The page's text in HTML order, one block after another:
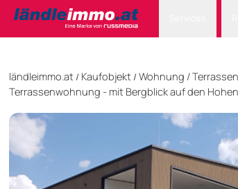
ländleimmo.at / Kaufobjekt / Wohnung /
Terrassenwohnung - mit Bergblick auf den